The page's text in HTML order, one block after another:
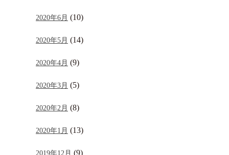
2020年6月 (10)
2020年5月 (14)
2020年4月 (9)
2020年3月 (5)
2020年2月 (8)
2020年1月 (13)
2019年12月 (9)